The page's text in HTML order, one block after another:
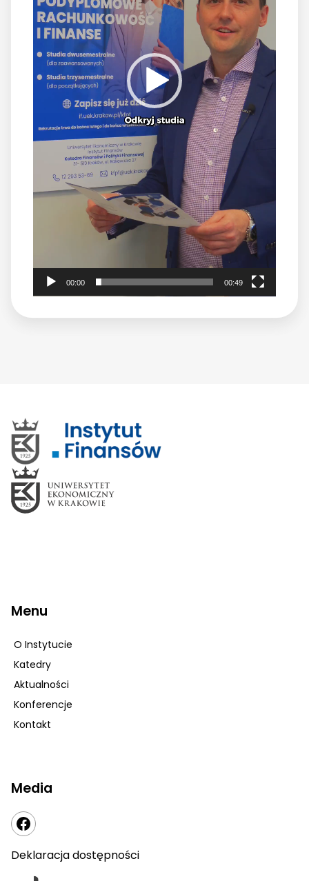
00:00 00:49
Menu
O Instytucie
Katedry
Aktualności
Konferencje
Kontakt
Media
Deklaracja dostępności